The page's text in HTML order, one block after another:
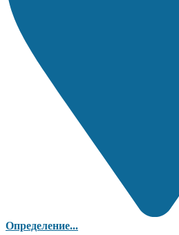
Определение...